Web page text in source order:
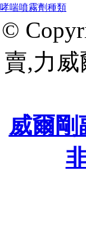
哮喘噴霧劑種類
©
賣,力
威爾剛